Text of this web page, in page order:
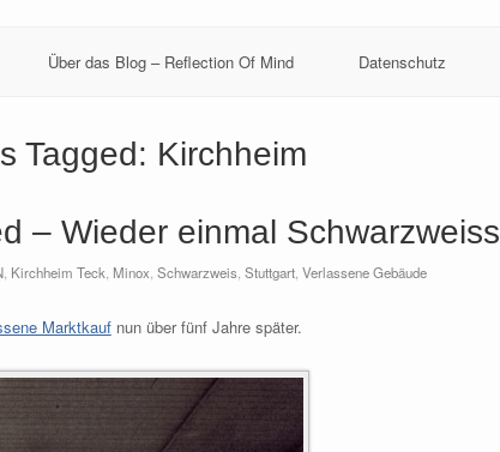
Über das Blog – Reflection Of Mind Datenschutz
Tagged: Kirchheim
– Wieder einmal Schwarzweiss
, Kirchheim Teck Minox Schwarzweis Stuttgart, Verlassene Gebäude
Marktkaufnun über fünf Jahre später.